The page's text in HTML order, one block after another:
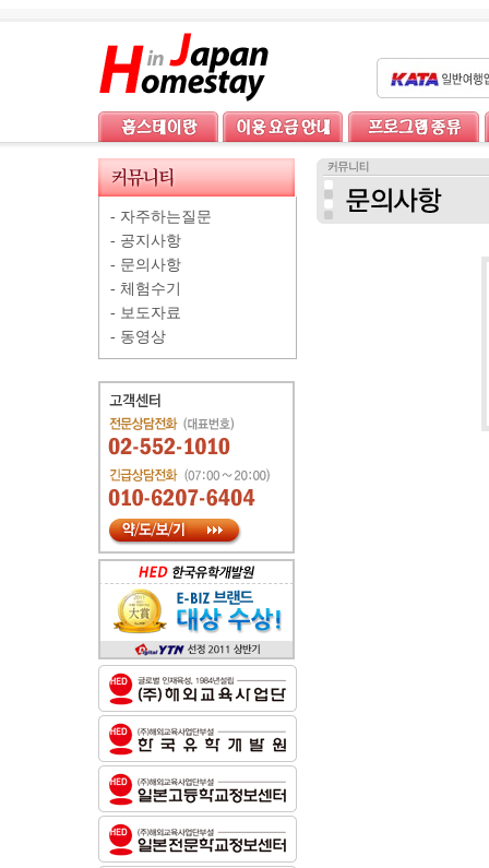
- 자주하는질문
- 공지사항
- 문의사항
- 체험수기
- 보도자료
- 동영상